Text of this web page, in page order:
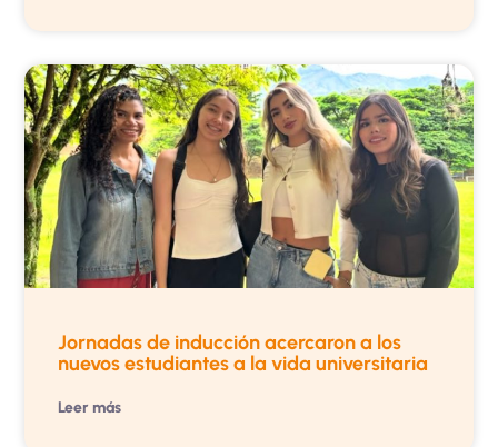
Jornadas de inducción acercaron a los
nuevos estudiantes a la vida universitaria
Leer más